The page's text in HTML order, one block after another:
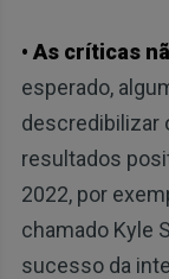
• As críticas
esperado,
descredibilizar
resultados
2022, por
chamado Kyle
sucesso da